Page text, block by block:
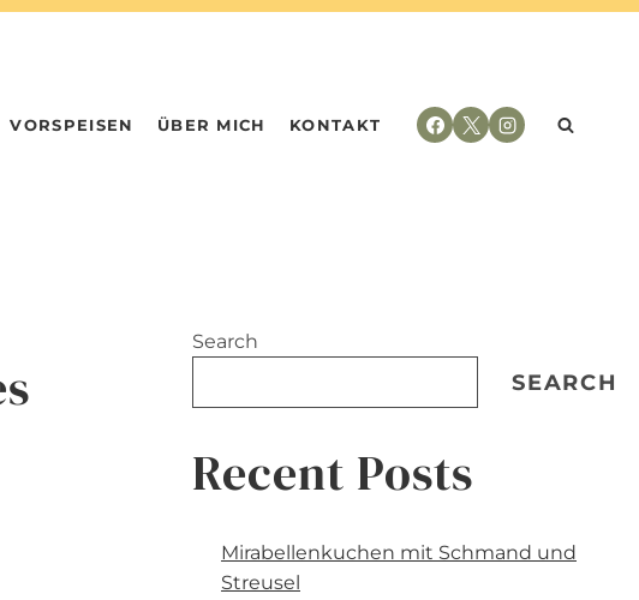
VORSPEISEN ÜBER MICH KONTAKT
Search
SEARCH
Recent Posts
Mirabellenkuchen mit Schmand und
Streusel